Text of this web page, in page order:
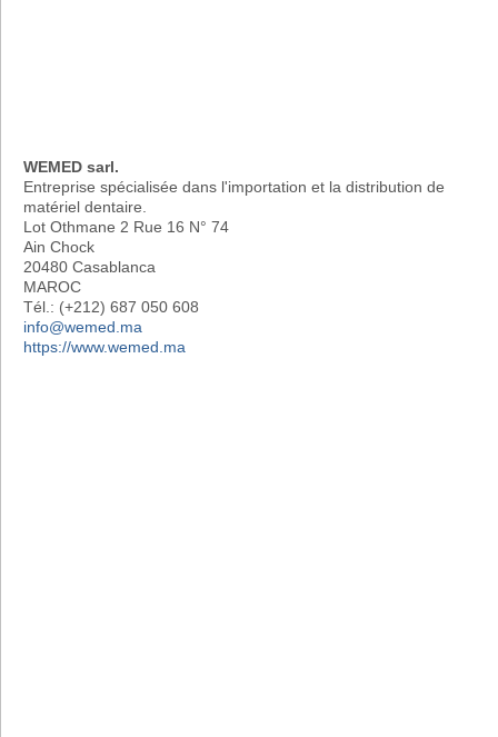
WEMED sarl.
Entreprise spécialisée dans l'importation et la distribution de
matériel dentaire.
Lot Othmane 2 Rue 16 N° 74
Ain Chock
20480 Casablanca
MAROC
Tél.: (+212) 687 050 608
info@wemed.ma
https://www.wemed.ma